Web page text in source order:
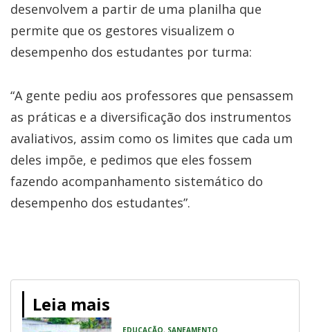
desenvolvem a partir de uma planilha que
permite que os gestores visualizem o
desempenho dos estudantes por turma:
“A gente pediu aos professores que pensassem
as práticas e a diversificação dos instrumentos
avaliativos, assim como os limites que cada um
deles impõe, e pedimos que eles fossem
fazendo acompanhamento sistemático do
desempenho dos estudantes”.
Leia mais